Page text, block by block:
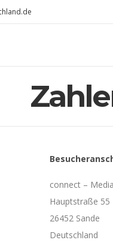
connect –
Hauptstraße 55
26452 Sande
Deutschland